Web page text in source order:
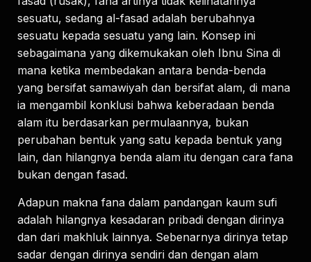
sesuatu, sedang al-fasad adalah berubahnya
sesuatu kepada sesuatu yang lain. Konsep ini
sebagaimana yang dikemukakan oleh Ibnu Sina di
mana ketika membedakan antara benda-benda
yang bersifat samawiyah dan bersifat alam, di mana
ia mengambil konklusi bahwa keberadaan benda
alam itu berdasarkan permulaannya, bukan
perubahan bentuk yang satu kepada bentuk yang
lain, dan hilangnya benda alam itu dengan cara fana
bukan dengan fasad.
Adapun makna fana dalam pandangan kaum sufi
adalah hilangnya kesadaran pribadi dengan dirinya
dan dari makhluk lainnya. Sebenarnya dirinya tetap
sadar dengan dirinya sendiri dan dengan alam